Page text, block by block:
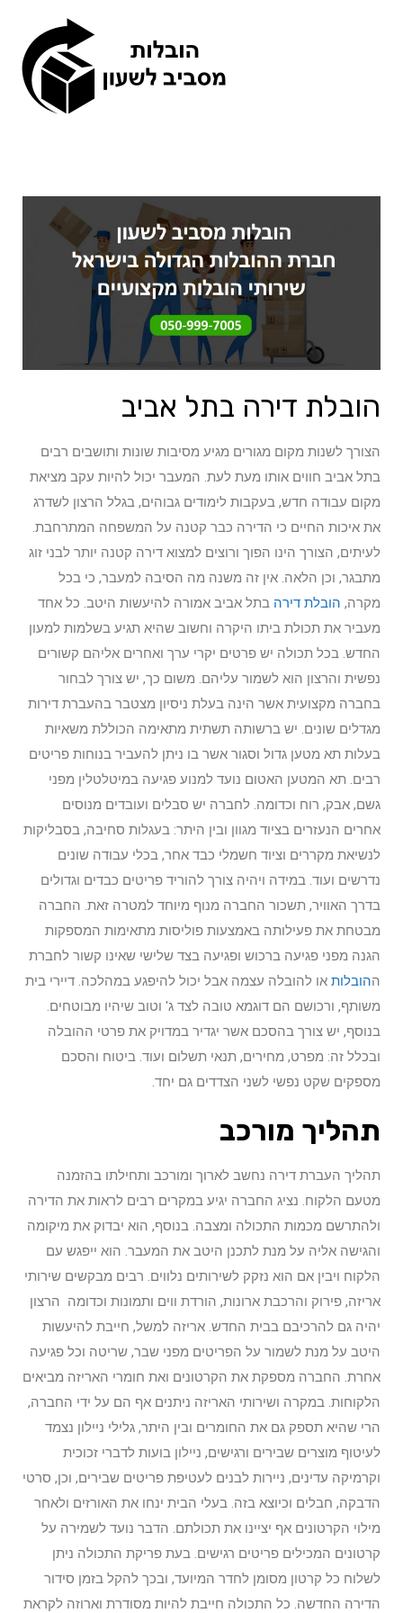
הובלת דירה בתל אביב
הצורך לשנות מקום מגורים מגיע מסיבות שונות ותושבים רבים
בתל אביב חווים אותו מעת לעת. המעבר יכול להיות עקב מציאת
מקום עבודה חדש, בעקבות לימודים גבוהים, בגלל הרצון לשדרג
את איכות החיים כי הדירה כבר קטנה על המשפחה המתרחבת.
לעיתים, הצורך הינו הפוך ורוצים למצוא דירה קטנה יותר לבני זוג
מתבגר, וכן הלאה. אין זה משנה מה הסיבה למעבר, כי בכל
מקרה, הובלת דירה בתל אביב אמורה להיעשות היטב. כל אחד
מעביר את תכולת ביתו היקרה וחשוב שהיא תגיע בשלמות למעון
החדש. בכל תכולה יש פרטים יקרי ערך ואחרים אליהם קשורים
נפשית והרצון הוא לשמור עליהם. משום כך, יש צורך לבחור
בחברה מקצועית אשר הינה בעלת ניסיון מצטבר בהעברת דירות
מגדלים שונים. יש ברשותה תשתית מתאימה הכוללת משאיות
בעלות תא מטען גדול וסגור אשר בו ניתן להעביר בנוחות פריטים
רבים. תא המטען האטום נועד למנוע פגיעה במיטלטלין מפני
גשם, אבק, רוח וכדומה. לחברה יש סבלים ועובדים מנוסים
אחרים הנעזרים בציוד מגוון ובין היתר: בעגלות סחיבה, בסבליקות
לנשיאת מקררים וציוד חשמלי כבד אחר, בכלי עבודה שונים
נדרשים ועוד. במידה ויהיה צורך להוריד פריטים כבדים וגדולים
בדרך האוויר, תשכור החברה מנוף מיוחד למטרה זאת. החברה
מבטחת את פעילותה באמצעות פוליסות מתאימות המספקות
הגנה מפני פגיעה ברכוש ופגיעה בצד שלישי שאינו קשור לחברת
ההובלות או להובלה עצמה אבל יכול להיפגע במהלכה. דיירי בית
משותף, ורכושם הם דוגמא טובה לצד ג' וטוב שיהיו מבוטחים.
בנוסף, יש צורך בהסכם אשר יגדיר במדויק את פרטי ההובלה
ובכלל זה: מפרט, מחירים, תנאי תשלום ועוד. ביטוח והסכם
מספקים שקט נפשי לשני הצדדים גם יחד.
תהליך מורכב
תהליך העברת דירה נחשב לארוך ומורכב ותחילתו בהזמנה
מטעם הלקוח. נציג החברה יגיע במקרים רבים לראות את הדירה
ולהתרשם מכמות התכולה ומצבה. בנוסף, הוא יבדוק את מיקומה
והגישה אליה על מנת לתכנן היטב את המעבר. הוא ייפגש עם
הלקוח ויבין אם הוא נזקק לשירותים נלווים. רבים מבקשים שירותי
אריזה, פירוק והרכבת ארונות, הורדת ווים ותמונות וכדומה הרצון
יהיה גם להרכיבם בבית החדש. אריזה למשל, חייבת להיעשות
היטב על מנת לשמור על הפריטים מפני שבר, שריטה וכל פגיעה
אחרת. החברה מספקת את הקרטונים ואת חומרי האריזה מביאים
הלקוחות. במקרה ושירותי האריזה ניתנים אף הם על ידי החברה,
הרי שהיא תספק גם את החומרים ובין היתר, גלילי ניילון נצמד
לעיטוף מוצרים שבירים ורגישים, ניילון בועות לדברי זכוכית
וקרמיקה עדינים, ניירות לבנים לעטיפת פריטים שבירים, וכן, סרטי
הדבקה, חבלים וכיוצא בזה. בעלי הבית ינחו את האורזים ולאחר
מילוי הקרטונים אף יציינו את תכולתם. הדבר נועד לשמירה על
קרטונים המכילים פריטים רגישים. בעת פריקת התכולה ניתן
לשלוח כל קרטון מסומן לחדר המיועד, ובכך להקל בזמן סידור
הדירה החדשה. כל התכולה חייבת להיות מסודרת וארוזה לקראת